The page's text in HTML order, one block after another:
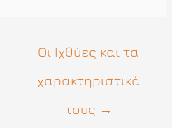
Οι Ιχθύες και τα
χαρακτηριστικά
τους →